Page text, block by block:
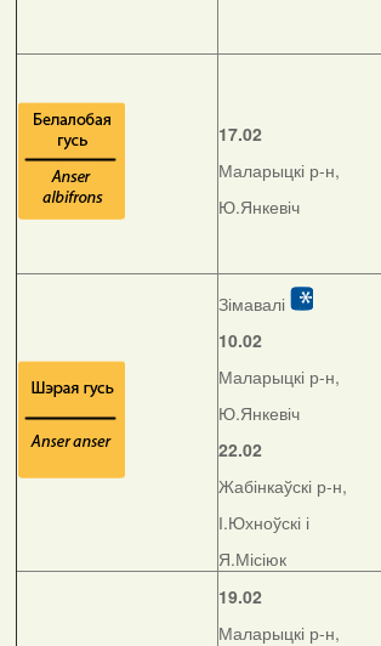
17.02
Маларыцкі р-н,
Ю.Янкевіч
Зімавалі
10.02
Маларыцкі р-н,
Ю.Янкевіч
22.02
Жабінкаўскі р-н,
І.Юхноўскі і
Я.Місіюк
19.02
Маларыцкі р-н,